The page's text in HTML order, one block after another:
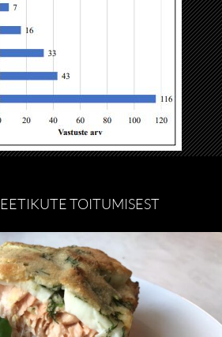
TOITUMISEST